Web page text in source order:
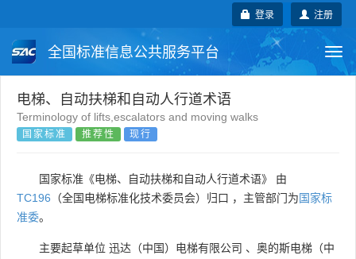
注册
登录
全国标准信息公共服务平台
国家标准 行业标准
团体标准
国外标准 技术委员会
电梯、自动扶梯和自动人行道术语
Terminology of lifts,escalators and moving walks
国家标准 推荐性 现行
国家标准《电梯、自动扶梯和自动人行道术语》 由
TC196 （全国电梯标准化技术委员会）归口 ，主管部门为国家标
准委。
主要起草单位 迅达（中国）电梯有限公司 、 奥的斯电梯（中